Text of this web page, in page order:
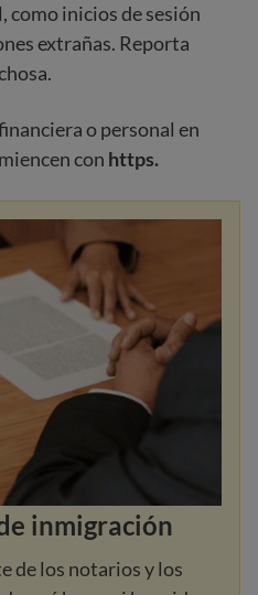
inicios de sesión
extrañas. Reporta
o personal en
con https.
inmigración
de los notarios y los